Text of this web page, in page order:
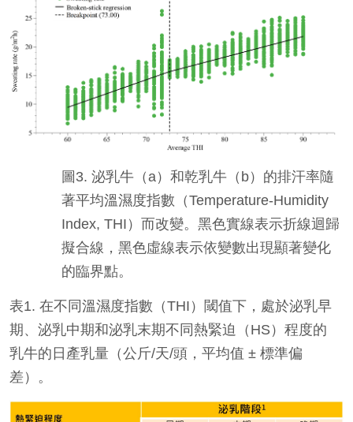
圖3. 泌乳牛（a）和乾乳牛（b）的排汗率隨
著平均溫濕度指數（Temperature-Humidity
Index, THI）而改變。黑色實線表示折線迴歸
擬合線，黑色虛線表示依變數出現顯著變化
的臨界點。
表1. 在不同溫濕度指數（THI）閾值下，處於泌乳早
期、泌乳中期和泌乳末期不同熱緊迫（HS）程度的
乳牛的日產乳量（公斤/天/頭，平均值 ± 標準偏
差）。